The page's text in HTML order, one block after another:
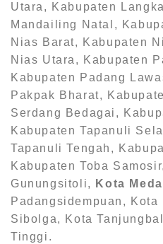
Utara, Kabupaten
Mandailing Natal,
Nias Barat, Kabupaten
Nias Utara, Kabupaten
Kabupaten Padang
Pakpak Bharat,
Serdang Bedagai,
Kabupaten Tapanuli
Tapanuli Tengah,
Kabupaten Toba
Gunungsitoli,
Kota
Padangsidempuan,
Sibolga, Kota
Tinggi.